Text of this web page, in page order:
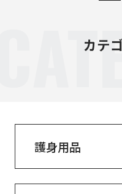
カテ
護身用品